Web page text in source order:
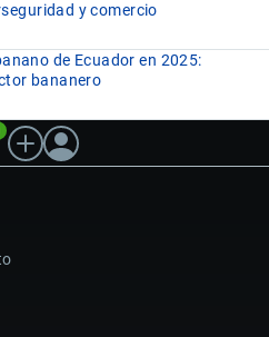
y comercio
de Ecuador en 2025:
bananero